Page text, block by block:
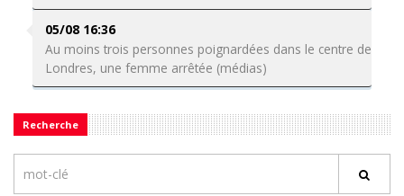
05/08 16:36
Au moins trois personnes poignardées dans le centre de
Londres, une femme arrêtée (médias)
Recherche